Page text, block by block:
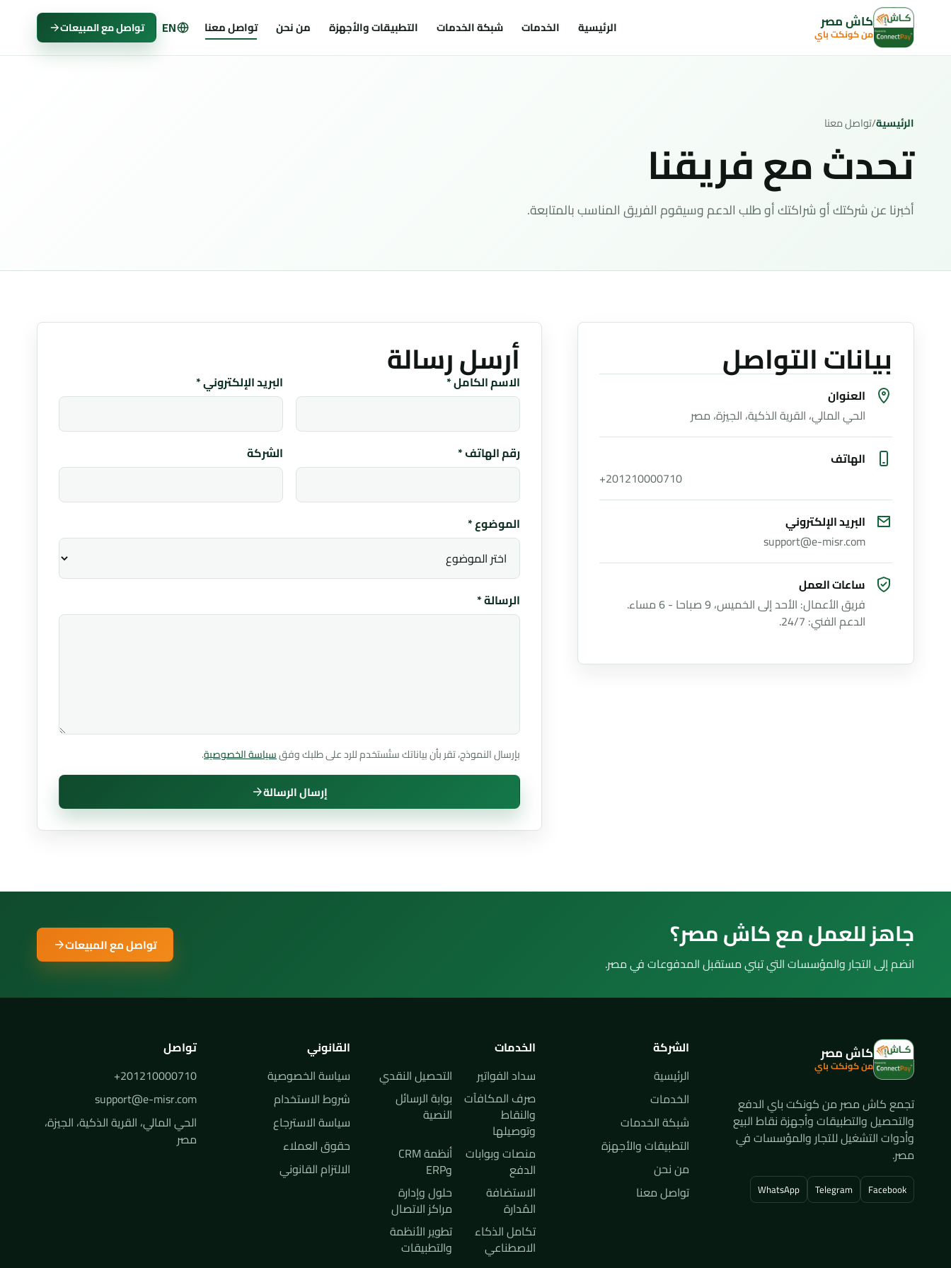
كاش مصر
من كونكت باي الرئيسية الخدمات شبكة الخدمات التطبيقات والأجهزة من نحن تواصل معنا EN تواصل مع المبيعات
الرئيسية/تواصل معنا
تحدث مع فريقنا
أخبرنا عن شركتك أو شراكتك أو طلب الدعم وسيقوم الفريق المناسب بالمتابعة.
بيانات التواصل
العنوان
الحي المالي، القرية الذكية، الجيزة، مصر
الهاتف
+201210000710
البريد الإلكتروني
support@e-misr.com
ساعات العمل
فريق الأعمال: الأحد إلى الخميس، 9 صباحا - 6 مساء.
الدعم الفني: 24/7.
أرسل رسالة
Website
الاسم الكامل * البريد الإلكتروني *
رقم الهاتف * الشركة
الموضوع *
الرسالة *
بإرسال النموذج، تقر بأن بياناتك ستُستخدم للرد على طلبك وفقسياسة الخصوصية.
إرسال الرسالة
جاهز للعمل مع كاش مصر؟
انضم إلى التجار والمؤسسات التي تبني مستقبل المدفوعات في مصر.
تواصل مع المبيعات
كاش مصر
من كونكت باي
تجمع كاش مصر من كونكت باي الدفع
والتحصيل والتطبيقات وأجهزة نقاط البيع
وأدوات التشغيل للتجار والمؤسسات في
مصر.
Facebook
Telegram
WhatsApp
الشركة
الرئيسية
الخدمات
شبكة الخدمات
التطبيقات والأجهزة
من نحن
تواصل معنا
الخدمات
سداد الفواتير
التحصيل النقدي
صرف المكافآت
والنقاط
وتوصيلها
بوابة الرسائل
النصية
منصات وبوابات
الدفع
أنظمة CRM
وERP
الاستضافة
المُدارة
حلول وإدارة
مراكز الاتصال
تكامل الذكاء
الاصطناعي
تطوير الأنظمة
والتطبيقات
القانوني
سياسة الخصوصية
شروط الاستخدام
سياسة الاسترجاع
حقوق العملاء
الالتزام القانوني
تواصل
+201210000710
support@e-misr.com
الحي المالي، القرية الذكية، الجيزة،
مصر